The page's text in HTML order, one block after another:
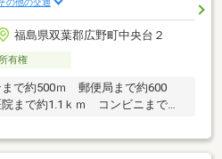
福島県双葉郡広野町中央台２
所有権
で約500ｍ 郵便局まで約600
まで約1.1ｋｍ コンビニまで約